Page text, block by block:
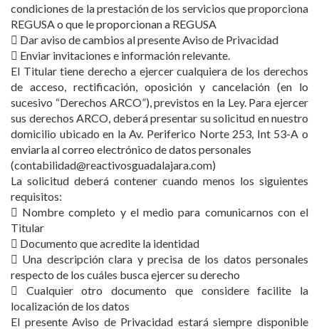
condiciones de la prestación de los servicios que proporciona
REGUSA o que le proporcionan a REGUSA
 Dar aviso de cambios al presente Aviso de Privacidad
 Enviar invitaciones e información relevante.
El Titular tiene derecho a ejercer cualquiera de los derechos
de acceso, rectificación, oposición y cancelación (en lo
sucesivo “Derechos ARCO”), previstos en la Ley. Para ejercer
sus derechos ARCO, deberá presentar su solicitud en nuestro
domicilio ubicado en la Av. Periferico Norte 253, Int 53-A o
enviarla al correo electrónico de datos personales
(contabilidad@reactivosguadalajara.com)
La solicitud deberá contener cuando menos los siguientes
requisitos:
 Nombre completo y el medio para comunicarnos con el
Titular
 Documento que acredite la identidad
 Una descripción clara y precisa de los datos personales
respecto de los cuáles busca ejercer su derecho
 Cualquier otro documento que considere facilite la
localización de los datos
El presente Aviso de Privacidad estará siempre disponible